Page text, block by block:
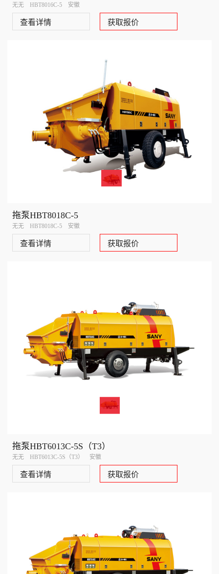
无无 HBT8016C-5 安徽
查看详情 获取报价
拖泵HBT8018C-5
无无 HBT8018C-5 安徽
查看详情 获取报价
拖泵HBT6013C-5S（T3）
无无 HBT6013C-5S（T3） 安徽
查看详情 获取报价